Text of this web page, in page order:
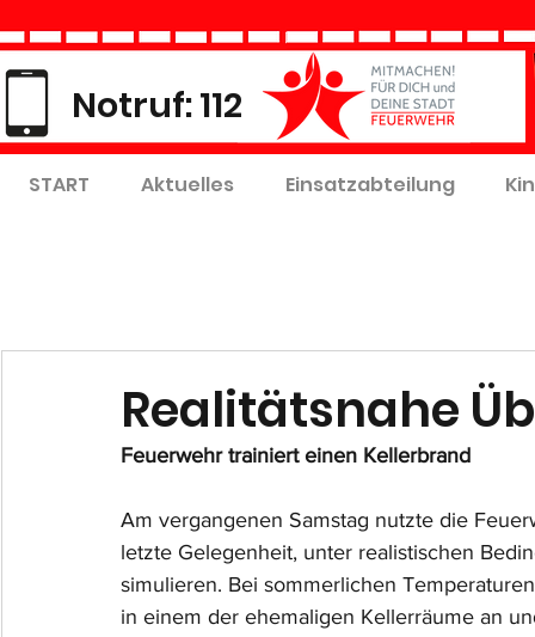
Notruf: 112
START Aktuelles Einsatzabteilung
Realitätsnahe
Feuerwehr trainiert einen Kellerbrand
Am vergangenen Samstag nutzte die
letzte Gelegenheit, unter realistischen
simulieren. Bei sommerlichen
in einem der ehemaligen Kellerräume an